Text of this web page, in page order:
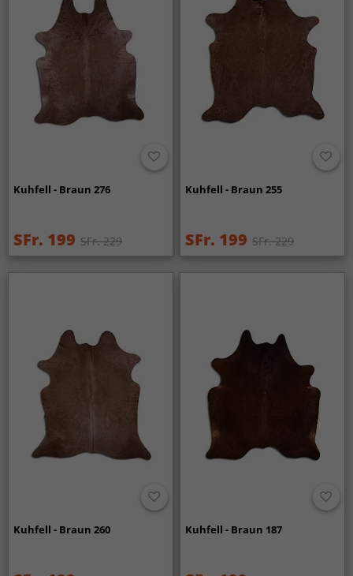
Kuhfell - Braun 276
SFr. 199 SFr. 229
Kuhfell - Braun 255
SFr. 199 SFr. 229
Kuhfell - Braun 260 Kuhfell - Braun 187